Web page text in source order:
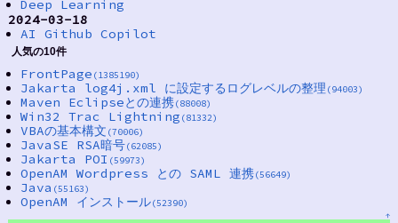
Deep Learning
2024-03-18
AI Github Copilot
人気の10件
FrontPage (1385190)
Jakarta log4j.xml に設定するログレベルの整理 (94003)
Maven Eclipseとの連携(88008)
Win32 Trac Lightning (81332)
VBAの基本構文 (70006)
JavaSE RSA暗号(62085)
Jakarta POI (59973)
OpenAM Wordpress との SAML 連携(56649)
Java (55163)
OpenAM インストール(52390)
↑